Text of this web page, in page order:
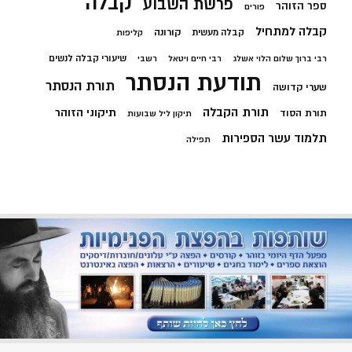
ספר הזוהר פורים פרשת השבוע
קבלה למתחיל קבלה מעשית קורונה קליפות
רבי ברוך שלום הלוי אשלג רבי חיים ויטאל רשבי שיעורי קבלה לנשים
שערי קדושה תודעת הנסתר תורת הנסתר
תורת הסוד תורת הקבלה תיקון ליל שבועות תיקוני הזוהר
תלמוד עשר הספירות תפילה